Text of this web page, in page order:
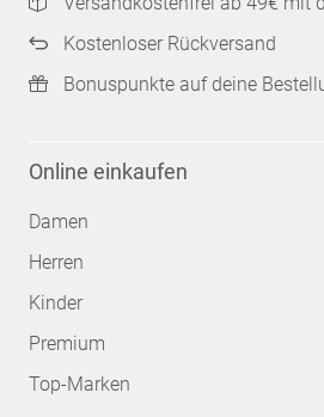
Kostenloser Rückversand
Bonuspunkte auf deine
Online einkaufen
Damen
Herren
Kinder
Premium
Top-Marken